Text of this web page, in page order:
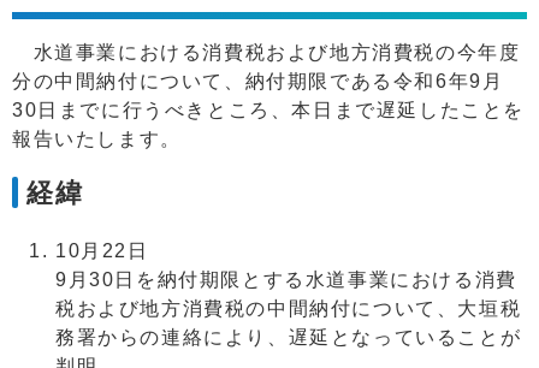
水道事業における消費税および地方消費税の今年度
分の中間納付について、納付期限である令和6年9月
30日までに行うべきところ、本日まで遅延したことを
報告いたします。
経緯
10月22日
9月30日を納付期限とする水道事業における消費
税および地方消費税の中間納付について、大垣税
務署からの連絡により、遅延となっていることが